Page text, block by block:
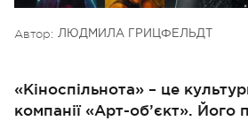
Автор: ЛЮДМИЛА ГРИЦФЕЛЬДТ
«Кіноспільнота» – це
компанії «Арт-об’єкт». Його